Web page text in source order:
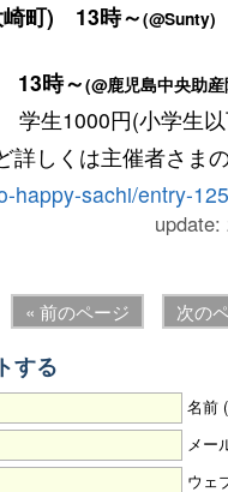
町) 13時～(@Sunty)
13時～(@鹿児島中央助
学生1000円(小学生
詳しくは主催者さま
happy-sachi/entry-
update:
« 前のページ 次の
する
名前
メー
ウェ